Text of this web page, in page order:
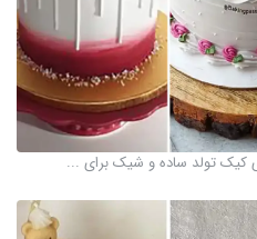
کیک تولد ساده و شیک برای ...